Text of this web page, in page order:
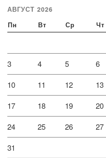
АВГУСТ 2026
Пн Вт Ср Чт
3 4 5 6
10 11 12 13
17 18 19 20
24 25 26 27
31